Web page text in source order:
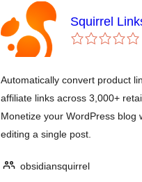
Squirrel
Automatically convert product
affiliate links across 3,000+
Monetize your WordPress blog
editing a single post.
obsidiansquirrel